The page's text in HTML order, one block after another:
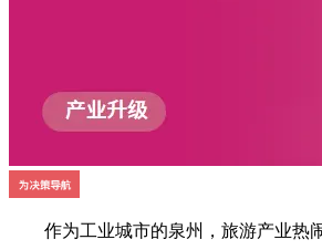
作为工业城市的泉州，旅游产业热闹